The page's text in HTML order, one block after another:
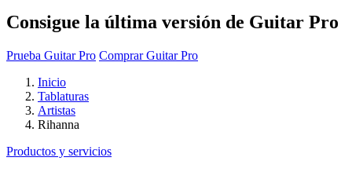
Consigue la última versión de Guitar Pro
Prueba Guitar Pro Comprar Guitar Pro
Inicio
Tablaturas
Artistas
Rihanna
Productos y servicios